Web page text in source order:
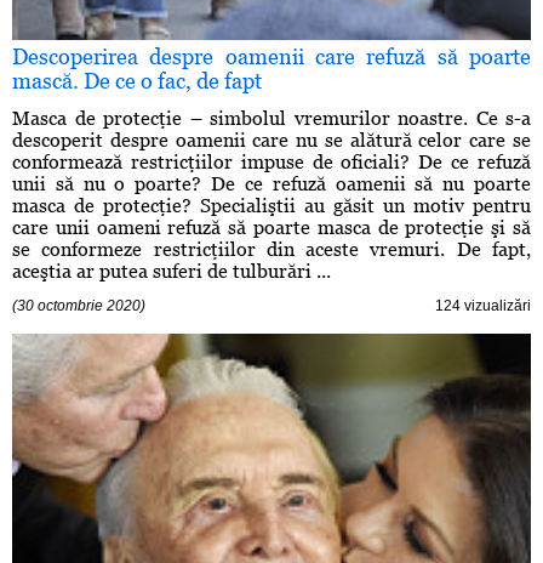
Descoperirea despre oamenii care refuză să poarte
mască. De ce o fac, de fapt
Masca de protecţie – simbolul vremurilor noastre. Ce s-a
descoperit despre oamenii care nu se alătură celor care se
conformează restricţiilor impuse de oficiali? De ce refuză
unii să nu o poarte? De ce refuză oamenii să nu poarte
masca de protecţie? Specialiştii au găsit un motiv pentru
care unii oameni refuză să poarte masca de protecţie şi să
se conformeze restricţiilor din aceste vremuri. De fapt,
aceştia ar putea suferi de tulburări ...
(30 octombrie 2020) 124 vizualizări